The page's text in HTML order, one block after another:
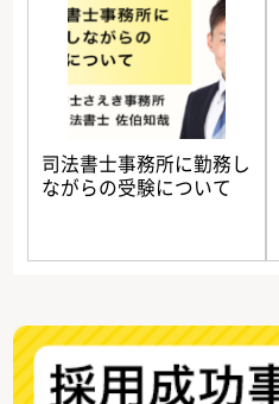
司法書士事務所に勤務し
ながらの受験について